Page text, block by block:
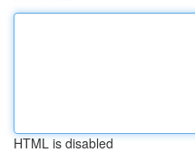
HTML is disabled